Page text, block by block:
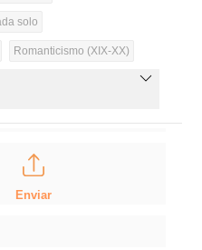
solo
Romanticismo (XIX-XX)
Enviar